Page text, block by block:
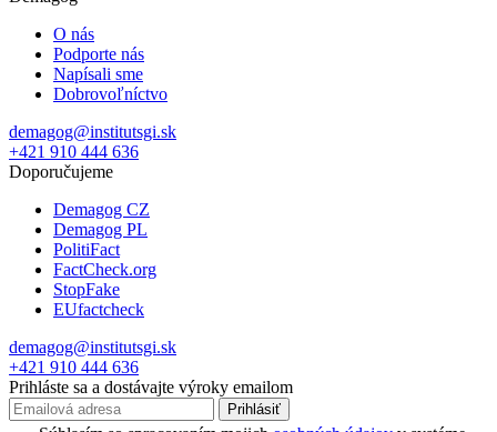
O nás
Podporte nás
Napísali sme
Dobrovoľníctvo
demagog@institutsgi.sk
+421 910 444 636
Doporučujeme
Demagog CZ
Demagog PL
PolitiFact
FactCheck.org
StopFake
EUfactcheck
demagog@institutsgi.sk
+421 910 444 636
Prihláste sa a dostávajte výroky emailom
Prihlásiť